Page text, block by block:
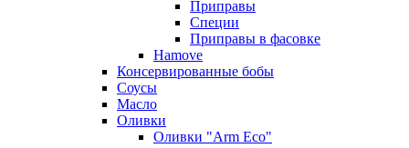
Приправы
Специи
Приправы в фасовке
Hamove
Консервированные бобы
Соусы
Масло
Оливки
Оливки "Arm Eco"